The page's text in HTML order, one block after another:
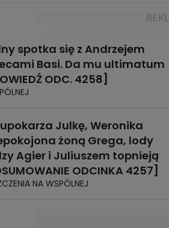
spotka się z Andrzejem
Basi. Da mu ultimatum
ODC. 4258]
Julkę, Weronika
żoną Grega, lody
Agier i Juliuszem topnieją
ODCINKA 4257]
NA WSPÓLNEJ